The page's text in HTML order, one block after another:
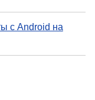
с Android на